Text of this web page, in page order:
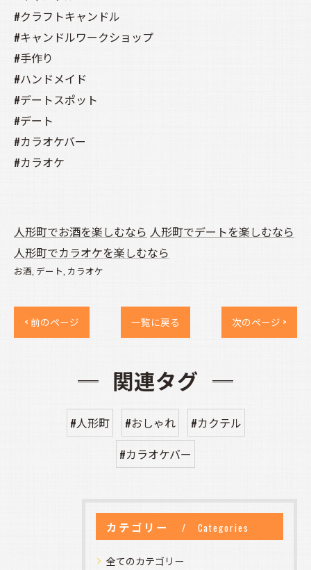
#クラフトキャンドル
#キャンドルワークショップ
#手作り
#ハンドメイド
#デートスポット
#デート
#カラオケバー
#カラオケ
人形町でお酒を楽しむなら 人形町でデートを楽しむなら
人形町でカラオケを楽しむなら
お酒 デート カラオケ
< 前のページ 一覧に戻る 次のページ >
関連タグ
#人形町 #おしゃれ
#カクテル
#カラオケバー
カテゴリー Categories
全てのカテゴリー